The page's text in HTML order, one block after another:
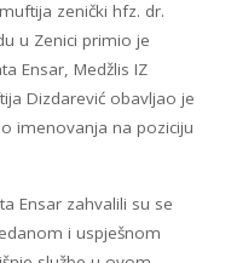
zenički hfz. dr.
u Zenici primio je
Ensar, Medžlis IZ
Dizdarević obavljao je
imenovanja na poziciju
Ensar zahvalili su se
i uspješnom